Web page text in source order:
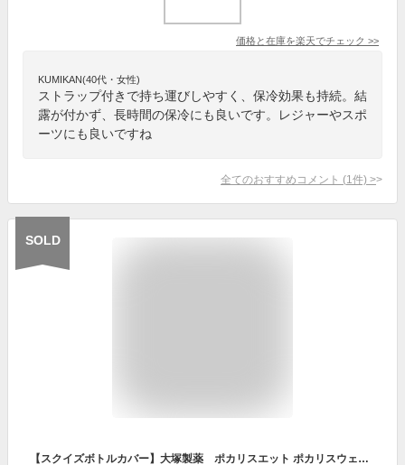
価格と在庫を楽天でチェック >>
KUMIKAN(40代・女性)
ストラップ付きで持ち運びしやすく、保冷効果も持続。結
露が付かず、長時間の保冷にも良いです。レジャーやスポ
ーツにも良いですね
全てのおすすめコメント (1 件) >
SOLD
【スクイズボトルカバー】大塚製薬 ポカリスエット ポカリスウェット 3348 給水ボトル 夏 水分補給 保冷 ブルー